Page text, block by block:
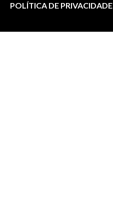
POLÍTICA DE PRIVACIDADE